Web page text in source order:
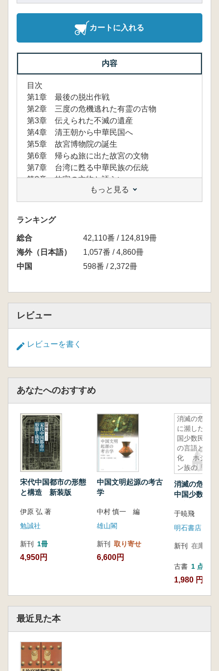
カートに入れる
内容
目次
第1章 最後の脱出作戦
第2章 三度の危機逃れた有霊の古物
第3章 伝えられた不滅の遺産
第4章 清王朝から中華民国へ
第5章 故宮博物院の誕生
第6章 帰らぬ旅に出た故宮の文物
第7章 台湾に甦る中華民族の伝統
第8章 故宮の文物と語らい
もっと見る
ランキング
総合
42,110番 / 124,819冊
海外（日本語）
1,057番 / 4,860冊
中国
598番 / 2,372冊
レビュー
レビューを書く
あなたへのおすすめ
宋代中国都市の形態
と構造 新装版
伊原 弘 著
勉誠社
新刊 1冊
4,950円
中国文明起源の考古
学
中村 慎一 編
雄山閣
新刊 取り寄せ
6,600円
消滅の危機
に瀕した中
国少数民族
の言語と文
化 ホジェ
ン族の「イ
雄叙事
詩)」をめ
消滅の危機
中国少数民
の「イマカ
事詩)」をめ
于暁飛
明石書店
新刊 在庫なし
古書 1 点
1,980 円
最近見た本